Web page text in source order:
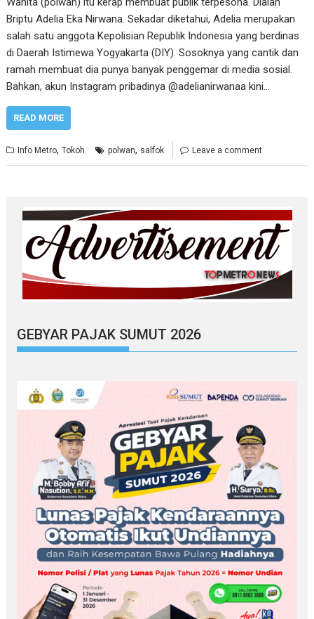
Briptu Adelia Eka Nirwana. Sekadar diketahui, Adelia merupakan
salah satu anggota Kepolisian Republik Indonesia yang berdinas
di Daerah Istimewa Yogyakarta (DIY). Sosoknya yang cantik dan
ramah membuat dia punya banyak penggemar di media sosial.
Bahkan, akun Instagram pribadinya @adelianirwanaa kini…
READ MORE
Info Metro,Tokoh polwan, salfok Leave a comment
GEBYAR PAJAK SUMUT 2026